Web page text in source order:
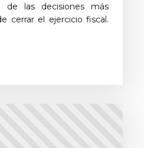
de las decisiones más
cerrar el ejercicio fiscal.